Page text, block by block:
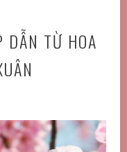
DẪN TỪ HOA